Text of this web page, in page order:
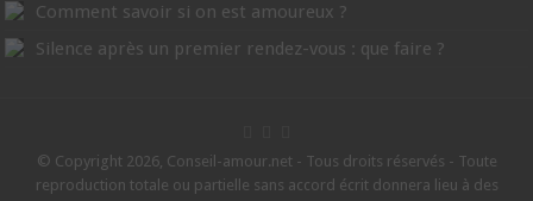
Comment savoir si on est amoureux ?
Silence après un premier rendez-vous : que faire ?
© Copyright 2026, Conseil-amour.net - Tous droits réservés - Toute
reproduction totale ou partielle sans accord écrit donnera lieu à des